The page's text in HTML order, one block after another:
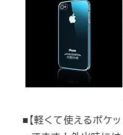
■【軽くて使えるポケ